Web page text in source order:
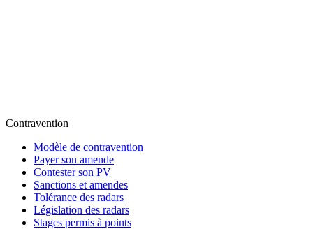
Contravention
Modèle de contravention
Payer son amende
Contester son PV
Sanctions et amendes
Tolérance des radars
Législation des radars
Stages permis à points